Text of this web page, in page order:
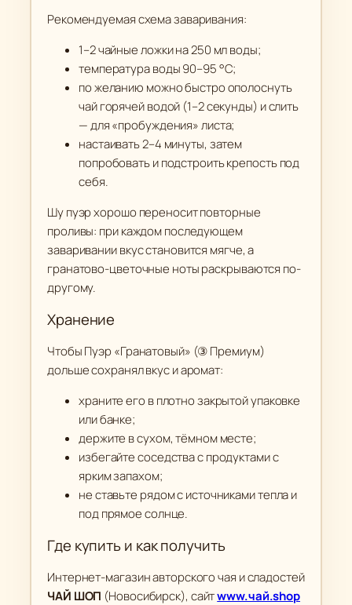
Рекомендуемая схема заваривания:
1–2 чайные ложки на 250 мл воды;
температура воды 90–95 °C;
по желанию можно быстро ополоснуть
чай горячей водой (1–2 секунды) и слить
— для «пробуждения» листа;
настаивать 2–4 минуты, затем
попробовать и подстроить крепость под
себя.
Шу пуэр хорошо переносит повторные
проливы: при каждом последующем
заваривании вкус становится мягче, а
гранатово-цветочные ноты раскрываются по-
другому.
Хранение
Чтобы Пуэр «Гранатовый» (③ Премиум)
дольше сохранял вкус и аромат:
храните его в плотно закрытой упаковке
или банке;
держите в сухом, тёмном месте;
избегайте соседства с продуктами с
ярким запахом;
не ставьте рядом с источниками тепла и
под прямое солнце.
Где купить и как получить
Интернет-магазин авторского чая и сладостей
ЧАЙ ШОП (Новосибирск), сайтwww.чай.shop